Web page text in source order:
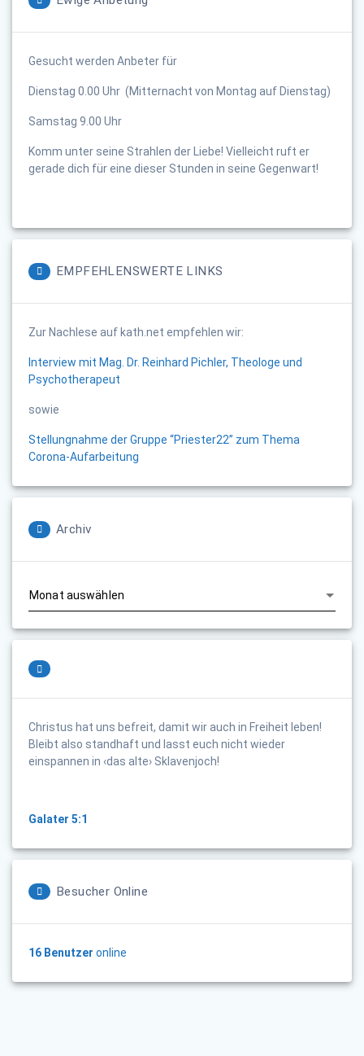
Gesucht werden Anbeter für
Dienstag 0.00 Uhr (Mitternacht von Montag auf Dienstag)
Samstag 9.00 Uhr
Komm unter seine Strahlen der Liebe! Vielleicht ruft er
gerade dich für eine dieser Stunden in seine Gegenwart!
EMPFEHLENSWERTE LINKS
Zur Nachlese auf kath.net empfehlen wir:
Interview mit Mag. Dr. Reinhard Pichler, Theologe und
Psychotherapeut
sowie
Stellungnahme der Gruppe “Priester22” zum Thema
Corona-Aufarbeitung
Archiv
Christus hat uns befreit, damit wir auch in Freiheit leben!
Bleibt also standhaft und lasst euch nicht wieder
einspannen in ‹das alte› Sklavenjoch!
Galater 5:1
Besucher Online
16 Benutzer online